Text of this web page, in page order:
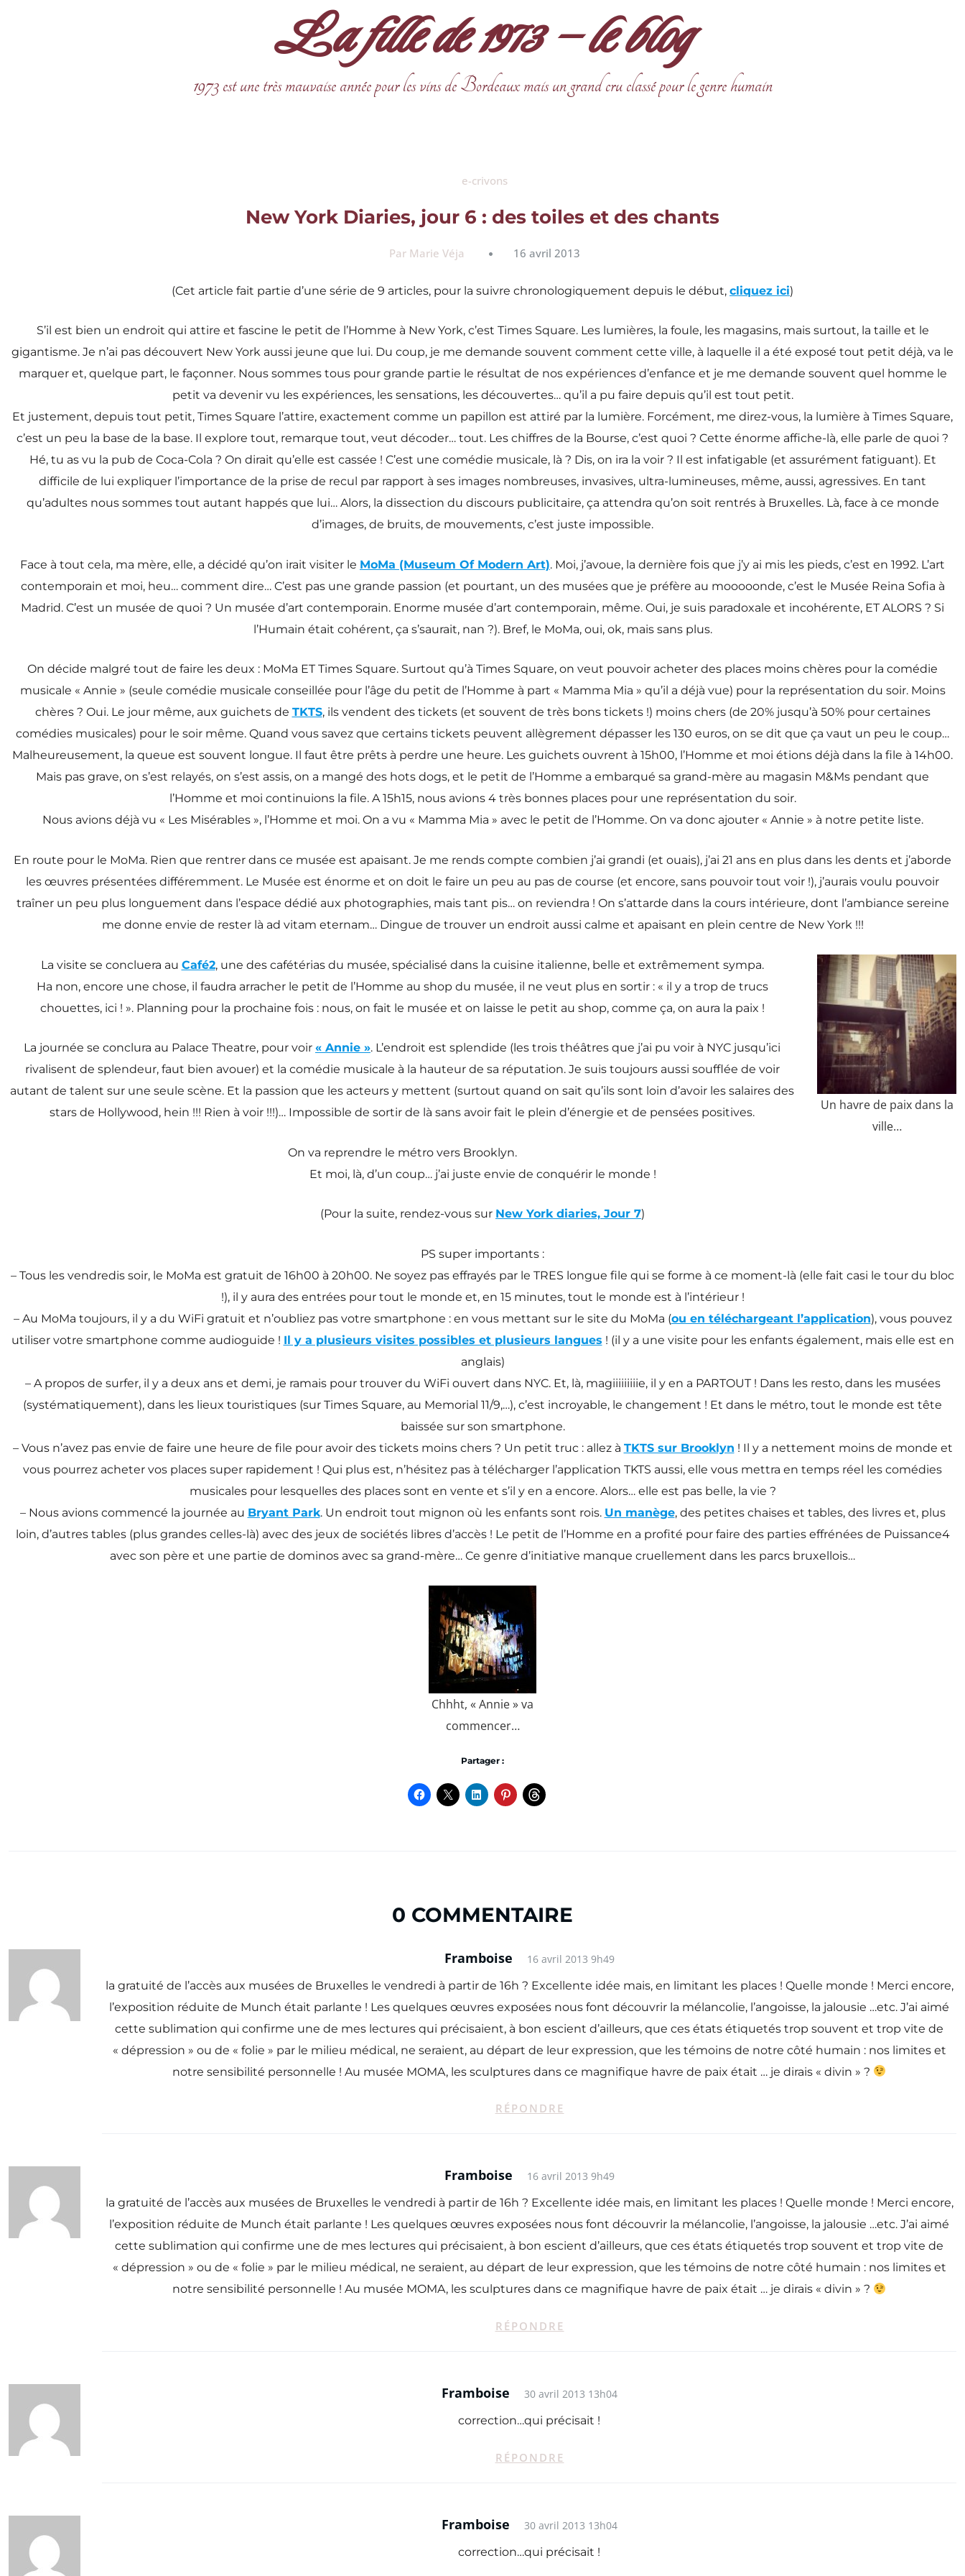
La fille de 1973 – le blog
1973 est une très mauvaise année pour les vins de Bordeaux mais un grand cru classé pour le genre humain
e-crivons
New York Diaries, jour 6 : des toiles et des chants
Par Marie Véja 16 avril 2013
(Cet article fait partie d’une série de 9 articles, pour la suivre chronologiquement depuis le début, cliquez ici)
S’il est bien un endroit qui attire et fascine le petit de l’Homme à New York, c’est Times Square. Les lumières, la foule, les magasins, mais surtout, la taille et le
gigantisme. Je n’ai pas découvert New York aussi jeune que lui. Du coup, je me demande souvent comment cette ville, à laquelle il a été exposé tout petit déjà, va le
marquer et, quelque part, le façonner. Nous sommes tous pour grande partie le résultat de nos expériences d’enfance et je me demande souvent quel homme le
petit va devenir vu les expériences, les sensations, les découvertes… qu’il a pu faire depuis qu’il est tout petit.
Et justement, depuis tout petit, Times Square l’attire, exactement comme un papillon est attiré par la lumière. Forcément, me direz-vous, la lumière à Times Square,
c’est un peu la base de la base. Il explore tout, remarque tout, veut décoder… tout. Les chiffres de la Bourse, c’est quoi ? Cette énorme affiche-là, elle parle de quoi ?
Hé, tu as vu la pub de Coca-Cola ? On dirait qu’elle est cassée ! C’est une comédie musicale, là ? Dis, on ira la voir ? Il est infatigable (et assurément fatiguant). Et
difficile de lui expliquer l’importance de la prise de recul par rapport à ses images nombreuses, invasives, ultra-lumineuses, même, aussi, agressives. En tant
qu’adultes nous sommes tout autant happés que lui… Alors, la dissection du discours publicitaire, ça attendra qu’on soit rentrés à Bruxelles. Là, face à ce monde
d’images, de bruits, de mouvements, c’est juste impossible.
Face à tout cela, ma mère, elle, a décidé qu’on irait visiter le MoMa (Museum Of Modern Art). Moi, j’avoue, la dernière fois que j’y ai mis les pieds, c’est en 1992. L’art
contemporain et moi, heu… comment dire… C’est pas une grande passion (et pourtant, un des musées que je préfère au mooooonde, c’est le Musée Reina Sofia à
Madrid. C’est un musée de quoi ? Un musée d’art contemporain. Enorme musée d’art contemporain, même. Oui, je suis paradoxale et incohérente, ET ALORS ? Si
l’Humain était cohérent, ça s’saurait, nan ?). Bref, le MoMa, oui, ok, mais sans plus.
On décide malgré tout de faire les deux : MoMa ET Times Square. Surtout qu’à Times Square, on veut pouvoir acheter des places moins chères pour la comédie
musicale « Annie » (seule comédie musicale conseillée pour l’âge du petit de l’Homme à part « Mamma Mia » qu’il a déjà vue) pour la représentation du soir. Moins
chères ? Oui. Le jour même, aux guichets de TKTS, ils vendent des tickets (et souvent de très bons tickets !) moins chers (de 20% jusqu’à 50% pour certaines
comédies musicales) pour le soir même. Quand vous savez que certains tickets peuvent allègrement dépasser les 130 euros, on se dit que ça vaut un peu le coup…
Malheureusement, la queue est souvent longue. Il faut être prêts à perdre une heure. Les guichets ouvrent à 15h00, l’Homme et moi étions déjà dans la file à 14h00.
Mais pas grave, on s’est relayés, on s’est assis, on a mangé des hots dogs, et le petit de l’Homme a embarqué sa grand-mère au magasin M&Ms pendant que
l’Homme et moi continuions la file. A 15h15, nous avions 4 très bonnes places pour une représentation du soir.
Nous avions déjà vu « Les Misérables », l’Homme et moi. On a vu « Mamma Mia » avec le petit de l’Homme. On va donc ajouter « Annie » à notre petite liste.
En route pour le MoMa. Rien que rentrer dans ce musée est apaisant. Je me rends compte combien j’ai grandi (et ouais), j’ai 21 ans en plus dans les dents et j’aborde
les œuvres présentées différemment. Le Musée est énorme et on doit le faire un peu au pas de course (et encore, sans pouvoir tout voir !), j’aurais voulu pouvoir
traîner un peu plus longuement dans l’espace dédié aux photographies, mais tant pis… on reviendra ! On s’attarde dans la cours intérieure, dont l’ambiance sereine
me donne envie de rester là ad vitam eternam… Dingue de trouver un endroit aussi calme et apaisant en plein centre de New York !!!
Un havre de paix dans la
ville…
La visite se concluera au Café2, une des cafétérias du musée, spécialisé dans la cuisine italienne, belle et extrêmement sympa.
Ha non, encore une chose, il faudra arracher le petit de l’Homme au shop du musée, il ne veut plus en sortir : « il y a trop de trucs
chouettes, ici ! ». Planning pour la prochaine fois : nous, on fait le musée et on laisse le petit au shop, comme ça, on aura la paix !
La journée se conclura au Palace Theatre, pour voir « Annie ». L’endroit est splendide (les trois théâtres que j’ai pu voir à NYC jusqu’ici
rivalisent de splendeur, faut bien avouer) et la comédie musicale à la hauteur de sa réputation. Je suis toujours aussi soufflée de voir
autant de talent sur une seule scène. Et la passion que les acteurs y mettent (surtout quand on sait qu’ils sont loin d’avoir les salaires des
stars de Hollywood, hein !!! Rien à voir !!!)… Impossible de sortir de là sans avoir fait le plein d’énergie et de pensées positives.
On va reprendre le métro vers Brooklyn.
Et moi, là, d’un coup… j’ai juste envie de conquérir le monde !
(Pour la suite, rendez-vous sur New York diaries, Jour 7)
PS super importants :
– Tous les vendredis soir, le MoMa est gratuit de 16h00 à 20h00. Ne soyez pas effrayés par le TRES longue file qui se forme à ce moment-là (elle fait casi le tour du bloc
!), il y aura des entrées pour tout le monde et, en 15 minutes, tout le monde est à l’intérieur !
– Au MoMa toujours, il y a du WiFi gratuit et n’oubliez pas votre smartphone : en vous mettant sur le site du MoMa (ou en téléchargeant l’application), vous pouvez
utiliser votre smartphone comme audioguide ! Il y a plusieurs visites possibles et plusieurs langues ! (il y a une visite pour les enfants également, mais elle est en
anglais)
– A propos de surfer, il y a deux ans et demi, je ramais pour trouver du WiFi ouvert dans NYC. Et, là, magiiiiiiiiie, il y en a PARTOUT ! Dans les resto, dans les musées
(systématiquement), dans les lieux touristiques (sur Times Square, au Memorial 11/9,…), c’est incroyable, le changement ! Et dans le métro, tout le monde est tête
baissée sur son smartphone.
– Vous n’avez pas envie de faire une heure de file pour avoir des tickets moins chers ? Un petit truc : allez à TKTS sur Brooklyn ! Il y a nettement moins de monde et
vous pourrez acheter vos places super rapidement ! Qui plus est, n’hésitez pas à télécharger l’application TKTS aussi, elle vous mettra en temps réel les comédies
musicales pour lesquelles des places sont en vente et s’il y en a encore. Alors… elle est pas belle, la vie ?
– Nous avions commencé la journée au Bryant Park. Un endroit tout mignon où les enfants sont rois. Un manège, des petites chaises et tables, des livres et, plus
loin, d’autres tables (plus grandes celles-là) avec des jeux de sociétés libres d’accès ! Le petit de l’Homme en a profité pour faire des parties effrénées de Puissance4
avec son père et une partie de dominos avec sa grand-mère… Ce genre d’initiative manque cruellement dans les parcs bruxellois…
Chhht, « Annie » va
commencer…
Partager :
0 COMMENTAIRE
Framboise
16 avril 2013 9h49
la gratuité de l’accès aux musées de Bruxelles le vendredi à partir de 16h ? Excellente idée mais, en limitant les places ! Quelle monde ! Merci encore,
l’exposition réduite de Munch était parlante ! Les quelques œuvres exposées nous font découvrir la mélancolie, l’angoisse, la jalousie …etc. J’ai aimé
cette sublimation qui confirme une de mes lectures qui précisaient, à bon escient d’ailleurs, que ces états étiquetés trop souvent et trop vite de
« dépression » ou de « folie » par le milieu médical, ne seraient, au départ de leur expression, que les témoins de notre côté humain : nos limites et
notre sensibilité personnelle ! Au musée MOMA, les sculptures dans ce magnifique havre de paix était … je dirais « divin » ?
RÉPONDRE
Framboise
16 avril 2013 9h49
la gratuité de l’accès aux musées de Bruxelles le vendredi à partir de 16h ? Excellente idée mais, en limitant les places ! Quelle monde ! Merci encore,
l’exposition réduite de Munch était parlante ! Les quelques œuvres exposées nous font découvrir la mélancolie, l’angoisse, la jalousie …etc. J’ai aimé
cette sublimation qui confirme une de mes lectures qui précisaient, à bon escient d’ailleurs, que ces états étiquetés trop souvent et trop vite de
« dépression » ou de « folie » par le milieu médical, ne seraient, au départ de leur expression, que les témoins de notre côté humain : nos limites et
notre sensibilité personnelle ! Au musée MOMA, les sculptures dans ce magnifique havre de paix était … je dirais « divin » ?
RÉPONDRE
Framboise
30 avril 2013 13h04
correction…qui précisait !
RÉPONDRE
Framboise
30 avril 2013 13h04
correction…qui précisait !